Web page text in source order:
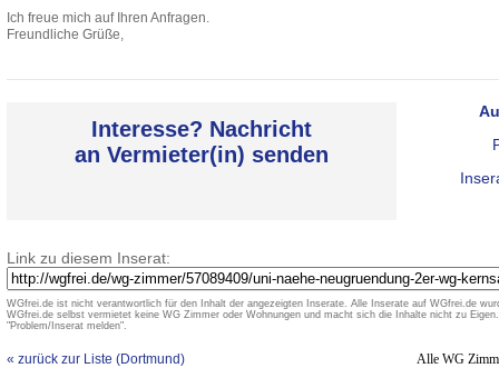
Ich freue mich auf Ihren Anfragen.
Freundliche Grüße,
Interesse? Nachricht
an Vermieter(in) senden
Link zu diesem Inserat:
WGfrei.de ist nicht verantwortlich für den Inhalt der angezeigten Inserate. Alle Inserate auf WGfrei.de
WGfrei.de selbst vermietet keine WG Zimmer oder Wohnungen und macht sich die Inhalte nicht zu
"Problem/Inserat melden".
« zurück zur Liste (Dortmund) Alle WG